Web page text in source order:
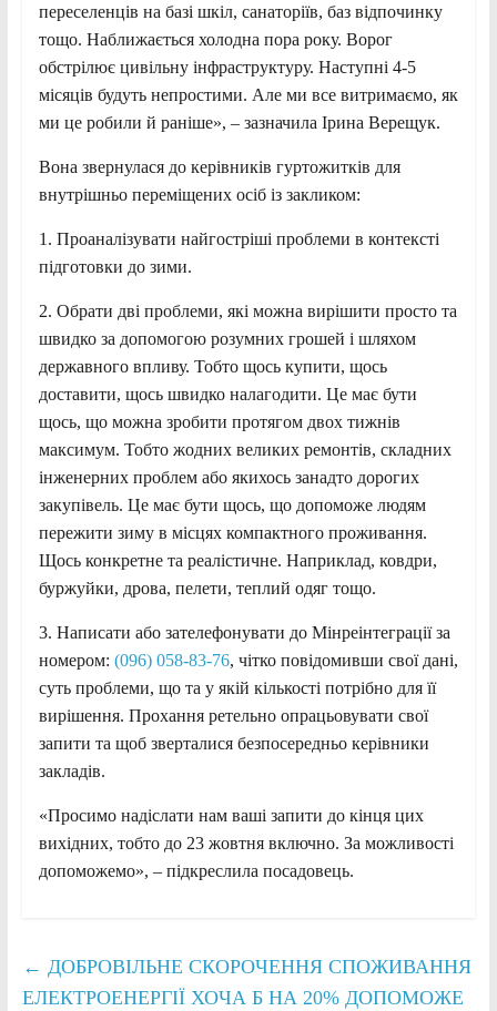
переселенців на базі шкіл, санаторіїв, баз відпочинку
тощо. Наближається холодна пора року. Ворог
обстрілює цивільну інфраструктуру. Наступні 4-5
місяців будуть непростими. Але ми все витримаємо, як
ми це робили й раніше», – зазначила Ірина Верещук.
Вона звернулася до керівників гуртожитків для
внутрішньо переміщених осіб із закликом:
1. Проаналізувати найгостріші проблеми в контексті
підготовки до зими.
2. Обрати дві проблеми, які можна вирішити просто та
швидко за допомогою розумних грошей і шляхом
державного впливу. Тобто щось купити, щось
доставити, щось швидко налагодити. Це має бути
щось, що можна зробити протягом двох тижнів
максимум. Тобто жодних великих ремонтів, складних
інженерних проблем або якихось занадто дорогих
закупівель. Це має бути щось, що допоможе людям
пережити зиму в місцях компактного проживання.
Щось конкретне та реалістичне. Наприклад, ковдри,
буржуйки, дрова, пелети, теплий одяг тощо.
3. Написати або зателефонувати до Мінреінтеграції за
номером: (096) 058-83-76, чітко повідомивши свої дані,
суть проблеми, що та у якій кількості потрібно для її
вирішення. Прохання ретельно опрацьовувати свої
запити та щоб зверталися безпосередньо керівники
закладів.
«Просимо надіслати нам ваші запити до кінця цих
вихідних, тобто до 23 жовтня включно. За можливості
допоможемо», – підкреслила посадовець.
← ДОБРОВІЛЬНЕ СКОРОЧЕННЯ СПОЖИВАННЯ
ЕЛЕКТРОЕНЕРГІЇ ХОЧА Б НА 20% ДОПОМОЖЕ